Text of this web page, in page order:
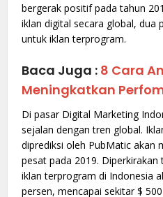
bergerak positif pada tahun
iklan digital secara global, dua
untuk iklan terprogram.
Baca Juga : 8 Cara
Meningkatkan
Di pasar Digital Marketing
sejalan dengan tren global.
diprediksi oleh PubMatic akan
pesat pada 2019.
iklan terprogram di Indonesia
persen, mencapai sekitar $